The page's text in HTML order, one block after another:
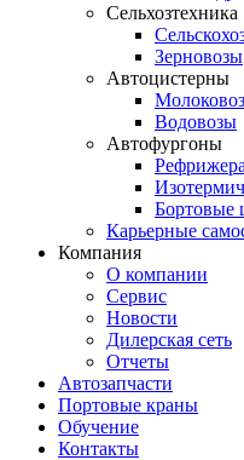
Сельхозтехника
Зерновозы
Автоцистерны
Водовозы
Автофургоны
Бортовые
Карьерные
Компания
О компании
Сервис
Новости
Дилерская сеть
Отчеты
Автозапчасти
Портовые краны
Обучение
Контакты